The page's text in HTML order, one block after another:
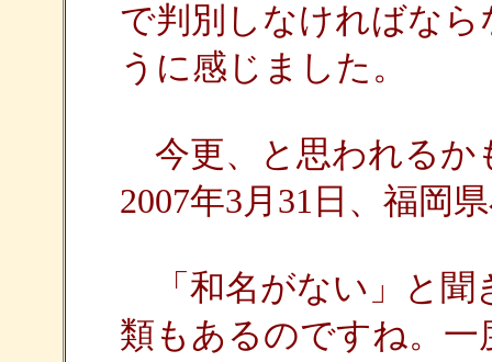
で判別しなければな
うに感じました。
今更、と思われるか
2007年3月31日、福岡
「和名がない」と聞
類もあるのですね。